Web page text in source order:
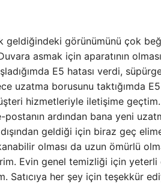
geldiğindeki görünümünü çok
asmak için aparatının
E5 hatası verdi,
uzatma borusunu taktığımda
hizmetleriyle iletişime
postanın ardından bana yeni
geldiği için biraz geç
olması da uzun ömürlü
Evin genel temizliği için
Satıcıya her şey için teşekkür